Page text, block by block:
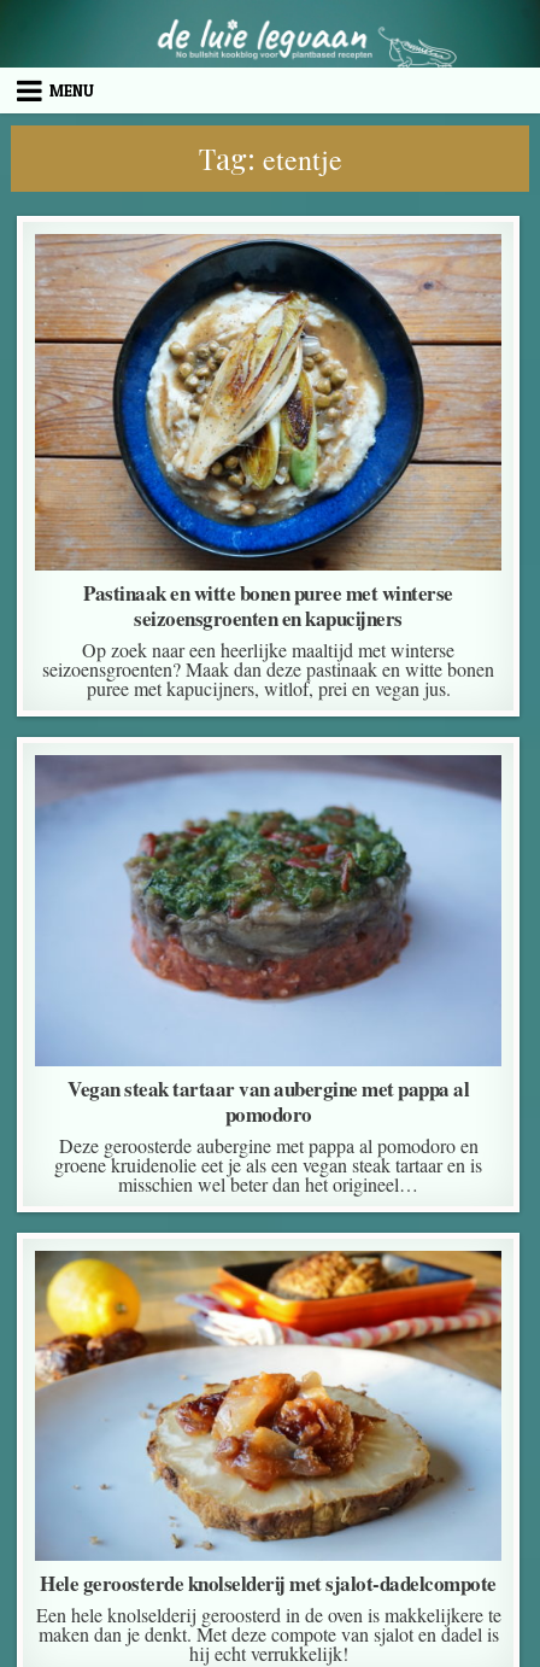
MENU
Tag: etentje
Pastinaak en witte bonen puree met winterse
seizoensgroenten en kapucijners
Op zoek naar een heerlijke maaltijd met winterse
seizoensgroenten? Maak dan deze pastinaak en witte bonen
puree met kapucijners, witlof, prei en vegan jus.
Vegan steak tartaar van aubergine met pappa al
pomodoro
Deze geroosterde aubergine met pappa al pomodoro en
groene kruidenolie eet je als een vegan steak tartaar en is
misschien wel beter dan het origineel…
Hele geroosterde knolselderij met sjalot-dadelcompote
Een hele knolselderij geroosterd in de oven is makkelijkere te
maken dan je denkt. Met deze compote van sjalot en dadel is
hij echt verrukkelijk!